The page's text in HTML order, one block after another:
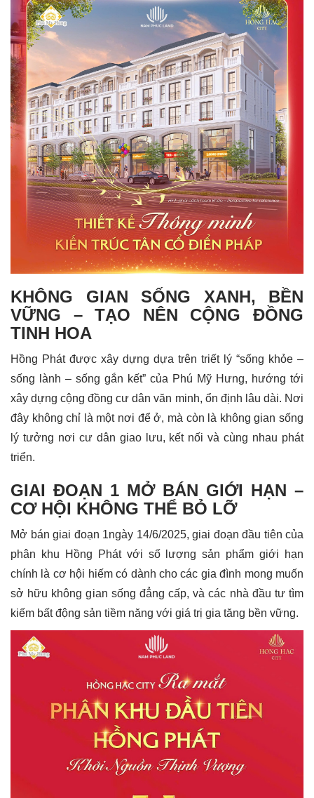
KHÔNG GIAN SỐNG XANH, BỀN
VỮNG – TẠO NÊN CỘNG ĐỒNG
TINH HOA
Hồng Phát được xây dựng dựa trên triết lý “sống khỏe –
sống lành – sống gắn kết” của Phú Mỹ Hưng, hướng tới
xây dựng cộng đồng cư dân văn minh, ổn định lâu dài. Nơi
đây không chỉ là một nơi để ở, mà còn là không gian sống
lý tưởng nơi cư dân giao lưu, kết nối và cùng nhau phát
triển.
GIAI ĐOẠN 1 MỞ BÁN GIỚI HẠN –
CƠ HỘI KHÔNG THỂ BỎ LỠ
Mở bán giai đoạn 1ngày 14/6/2025, giai đoạn đầu tiên của
phân khu Hồng Phát với số lượng sản phẩm giới hạn
chính là cơ hội hiếm có dành cho các gia đình mong muốn
sở hữu không gian sống đẳng cấp, và các nhà đầu tư tìm
kiếm bất động sản tiềm năng với giá trị gia tăng bền vững.